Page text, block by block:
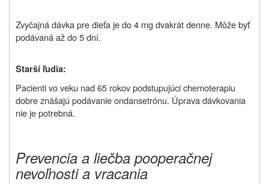
Zvyčajná dávka pre dieťa je do 4 mg dvakrát denne. Môže byť
podávaná až do 5 dní.
Starší ľudia:
Pacienti vo veku nad 65 rokov podstupujúci chemoterapiu
dobre znášajú podávanie ondansetrónu. Úprava dávkovania
nie je potrebná.
Prevencia a liečba pooperačnej
nevoľnosti a vracania